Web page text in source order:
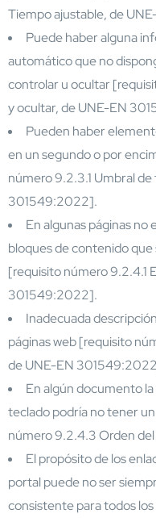
Tiempo ajustable, de
Puede haber alguna
automático que no
controlar u ocultar
y ocultar, de UNE-EN
Pueden haber
en un segundo o por
número 9.2.3.1 Umbral
301549:2022].
En algunas páginas
bloques de contenido que
[requisito número 9.2.4.1
301549:2022].
Inadecuada
páginas web [requisito
de UNE-EN
En algún documento
teclado podría no tener
número 9.2.4.3 Orden
El propósito de los
portal puede no ser
consistente para todos